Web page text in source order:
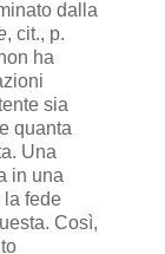
dalla
, cit., p.
ha
sia
quanta
Una
in una
la fede
Così,